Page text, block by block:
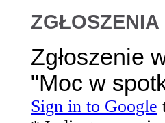
ZGŁOSZENIA